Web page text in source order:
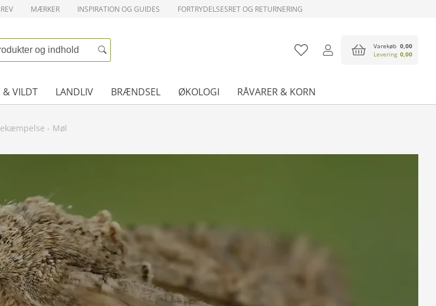
MÆRKER INSPIRATION OG GUIDES FORTRYDELSESRET OG RETURNERING
Varekøb 0,00
Levering 0,00
& VILDT LANDLIV BRÆNDSEL ØKOLOGI RÅVARER & KORN
- Møl